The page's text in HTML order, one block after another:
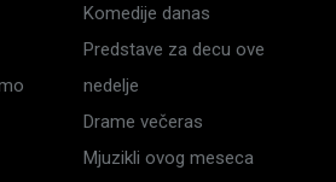
Komedije danas
Predstave za decu ove
nedelje
Drame večeras
Mjuzikli ovog meseca